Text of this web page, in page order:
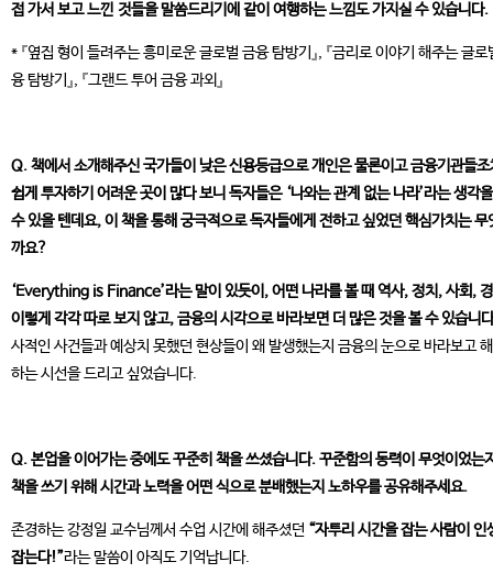
접 가서 보고 느낀 것들을 말씀드리기에 같이 여행하는 느낌도 가지실 수 있습니다.
* 『옆집 형이 들려주는 흥미로운 글로벌 금융 탐방기』, 『금리로 이야기 해주는 글로
융 탐방기』, 『그랜드 투어 금융 과외』
Q. 책에서 소개해주신 국가들이 낮은 신용등급으로 개인은 물론이고 금융기관들조
쉽게 투자하기 어려운 곳이 많다 보니 독자들은 ‘나와는 관계 없는 나라’라는 생각
수 있을 텐데요, 이 책을 통해 궁극적으로 독자들에게 전하고 싶었던 핵심가치는 무
까요?
‘Everything is Finance’라는 말이 있듯이, 어떤 나라를 볼 때 역사, 정치, 사회,
이렇게 각각 따로 보지 않고, 금융의 시각으로 바라보면 더 많은 것을 볼 수 있습니
사적인 사건들과 예상치 못했던 현상들이 왜 발생했는지 금융의 눈으로 바라보고
하는 시선을 드리고 싶었습니다.
Q. 본업을 이어가는 중에도 꾸준히 책을 쓰셨습니다. 꾸준함의 동력이 무엇이었는
책을 쓰기 위해 시간과 노력을 어떤 식으로 분배했는지 노하우를 공유해주세요.
존경하는 강정일 교수님께서 수업 시간에 해주셨던 “자투리 시간을 잡는 사람이 인
잡는다!”라는 말씀이 아직도 기억납니다.